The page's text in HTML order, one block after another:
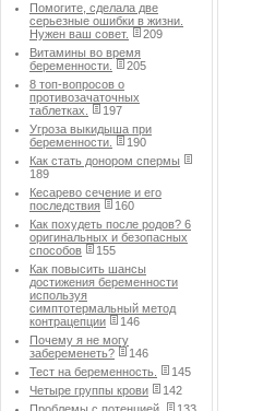
Помогите, сделала две
серьезные ошибки в жизни.
Нужен ваш совет.
209
Витамины во время
беременности.
205
8 топ-вопросов о
противозачаточных
таблетках.
197
Угроза выкидыша при
беременности.
190
Как стать донором спермы
189
Кесарево сечение и его
последствия
160
Как похудеть после родов? 6
оригинальных и безопасных
способов
155
Как повысить шансы
достижения беременности
используя
симптотермальный метод
контрацепции
146
Почему я не могу
забеременеть?
146
Тест на беременность.
145
Четыре группы крови
142